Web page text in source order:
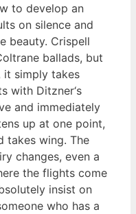
to develop an
on silence and
beauty. Crispell
ballads, but
it simply takes
with Ditzner‘s
and immediately
up at one point,
takes wing. The
changes, even a
the flights come
insist on
who has a